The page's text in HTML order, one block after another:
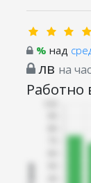
% над
лв на час
Работно